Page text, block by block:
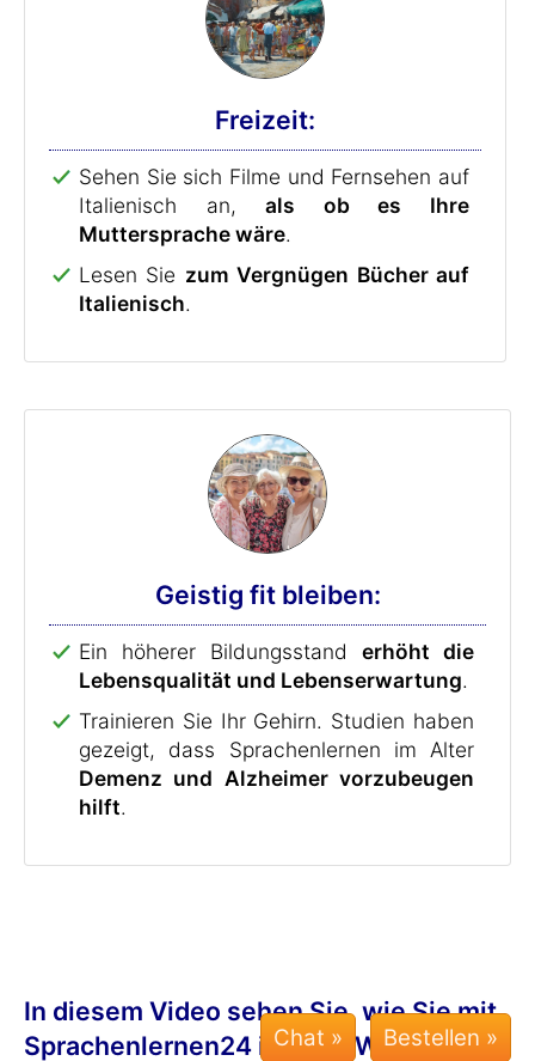
Freizeit:
Sehen Sie sich Filme und Fernsehen auf
Italienisch an,als ob es Ihre
Muttersprache wäre.
Lesen Sie zum Vergnügen Bücher auf
Italienisch.
Geistig fit bleiben:
Ein höherer Bildungsstand erhöht die
Lebensqualität und Lebenserwartung.
Trainieren Sie Ihr Gehirn. Studien haben
gezeigt, dass Sprachenlernen im Alter
Demenz und Alzheimer vorzubeugen
hilft.
In diesem Video sehen Sie, wie Sie mit
Sprachenlernen24 in nur 7 Wochen
Chat »